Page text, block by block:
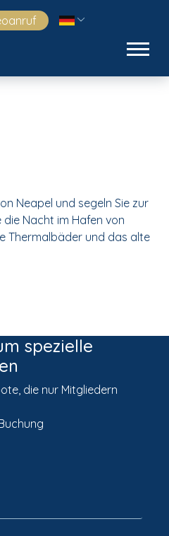
Neapel und segeln Sie zur
die Nacht im Hafen von
Thermalbäder und das alte
spezielle
die nur Mitgliedern